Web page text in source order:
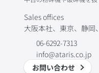
Sales offices
大阪本社、東京、静岡
06-6292-7313
info@ataris.co.jp
お問い合わせ